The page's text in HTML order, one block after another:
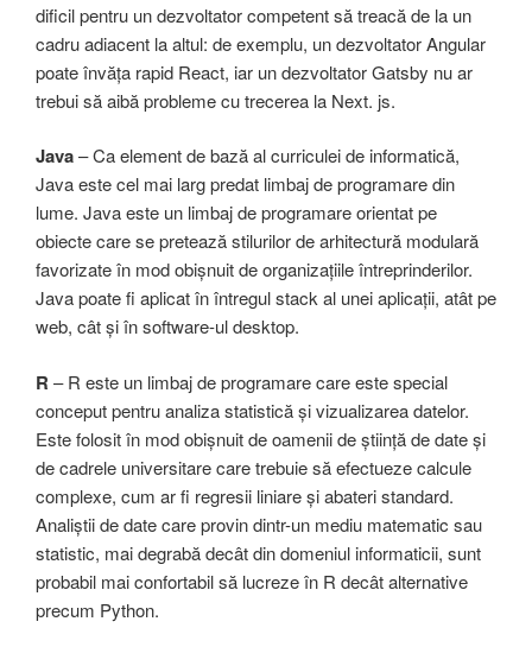
dificil pentru un dezvoltator competent să treacă de la un
cadru adiacent la altul: de exemplu, un dezvoltator Angular
poate învăța rapid React, iar un dezvoltator Gatsby nu ar
trebui să aibă probleme cu trecerea la Next. js.
Java– Ca element de bază al curriculei de informatică,
Java este cel mai larg predat limbaj de programare din
lume. Java este un limbaj de programare orientat pe
obiecte care se pretează stilurilor de arhitectură modulară
favorizate în mod obișnuit de organizațiile întreprinderilor.
Java poate fi aplicat în întregul stack al unei aplicații, atât pe
web, cât și în software-ul desktop.
R – R este un limbaj de programare care este special
conceput pentru analiza statistică și vizualizarea datelor.
Este folosit în mod obișnuit de oamenii de știință de date și
de cadrele universitare care trebuie să efectueze calcule
complexe, cum ar fi regresii liniare și abateri standard.
Analiștii de date care provin dintr-un mediu matematic sau
statistic, mai degrabă decât din domeniul informaticii, sunt
probabil mai confortabil să lucreze în R decât alternative
precum Python.